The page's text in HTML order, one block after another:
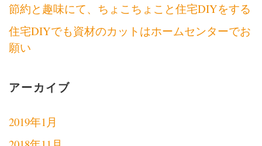
節約と趣味にて、ちょこちょこと住宅DIYをする
住宅DIYでも資材のカットはホームセンターでお
願い
アーカイブ
2019年1月